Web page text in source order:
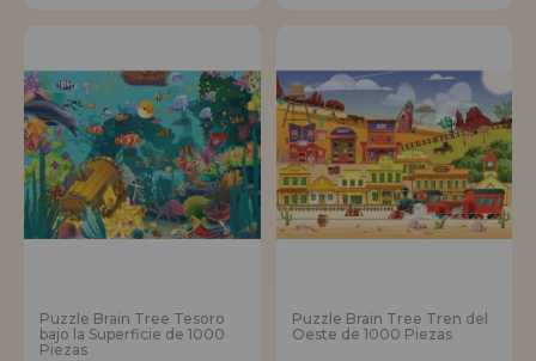
Puzzle Brain Tree Tesoro
bajo la Superficie de 1000
Piezas
Puzzle Brain Tree Tren del
Oeste de 1000 Piezas